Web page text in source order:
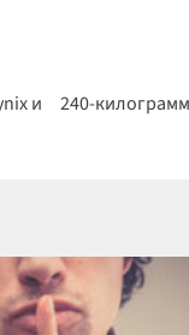
и
240-